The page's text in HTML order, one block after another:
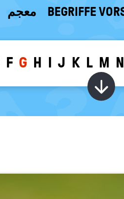
معجم BEGRIFFE
F G H I J K L M N